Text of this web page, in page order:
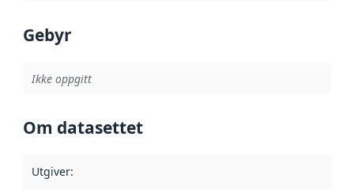
Gebyr
Ikke oppgitt
Om datasettet
Utgiver: